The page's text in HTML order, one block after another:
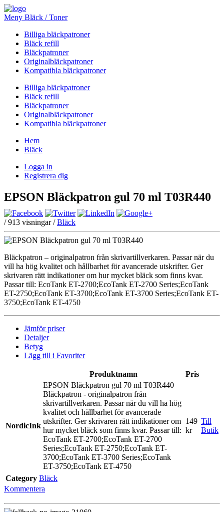
Meny Bläck / Toner
Billiga bläckpatroner
Bläck refill
Bläckpatroner
Originalbläckpatroner
Kompatibla bläckpatroner
Billiga bläckpatroner
Bläck refill
Bläckpatroner
Originalbläckpatroner
Kompatibla bläckpatroner
Hem
Bläck
Logga in
Registrera dig
EPSON Bläckpatron gul 70 ml T03R440
/913 visningar /Bläck
Bläckpatron – originalpatron från skrivartillverkaren. Passar när du
vill ha hög kvalitet och hållbarhet för avancerade utskrifter. Ger
skrivaren rätt indikationer om hur mycket bläck som finns kvar.
Passar till: EcoTank ET-2700;EcoTank ET-2700 Series;EcoTank
ET-2750;EcoTank ET-3700;EcoTank ET-3700 Series;EcoTank ET-
3750;EcoTank ET-4750
Jämför priser
Detaljer
Betyg
Lägg till i Favoriter
Produktnamn Pris
NordicInk
EPSON Bläckpatron gul 70 ml T03R440
Bläckpatron - originalpatron från
skrivartillverkaren. Passar när du vill ha hög
kvalitet och hållbarhet för avancerade
utskrifter. Ger skrivaren rätt indikationer om
hur mycket bläck som finns kvar. Passar till:
EcoTank ET-2700;EcoTank ET-2700
Series;EcoTank ET-2750;EcoTank ET-
3700;EcoTank ET-3700 Series;EcoTank
ET-3750;EcoTank ET-4750
149
kr
Till
Butik
Category Bläck
Kommentera